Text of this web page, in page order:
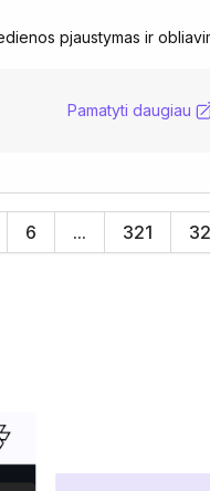
pjaustymas ir
Pamatyti daugiau
6 ... 321